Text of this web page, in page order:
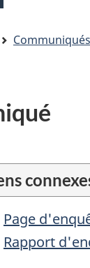
menus
Page
Rapport